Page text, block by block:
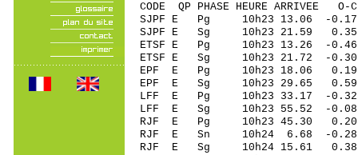
CODE QP PHASE HEURE
SJPF E Pg 10h23 13.06 -
SJPF E Sg 10h23 21.59
ETSF E Pg 10h23 13.26 -
ETSF E Sg 10h23 21.72
EPF E Pg 10h23 18.06 0.19
EPF E Sg 10h23 29.65
LFF E Pg 10h23 33.17 -0.32
LFF E Sg 10h23 55.52 -
RJF E Pg 10h23 45.30 0.20
RJF E Sn 10h24 6.68 -0.28
RJF E Sg 10h24 15.61